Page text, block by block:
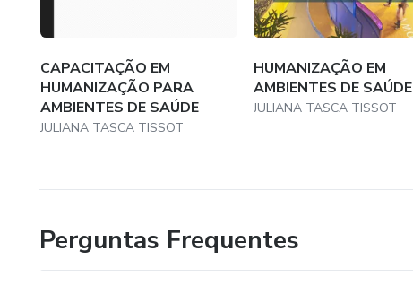
CAPACITAÇÃO EM
HUMANIZAÇÃO PARA
AMBIENTES DE SAÚDE
JULIANA TASCA TISSOT
HUMANIZAÇÃO EM
AMBIENTES DE SAÚDE
JULIANA TASCA TISSOT
Perguntas Frequentes